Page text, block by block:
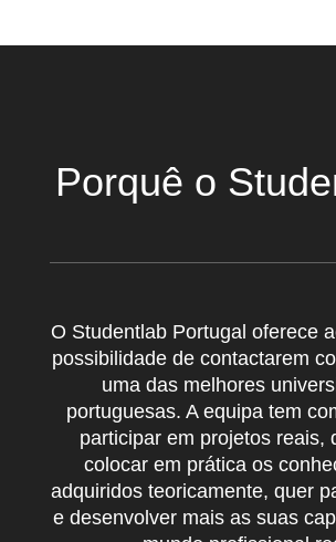
Porquê o
O Studentlab Portugal oferece
possibilidade de contactarem
uma das melhores
portuguesas. A equipa tem
participar em projetos reais,
colocar em prática os
adquiridos teoricamente, quer
e desenvolver mais as suas